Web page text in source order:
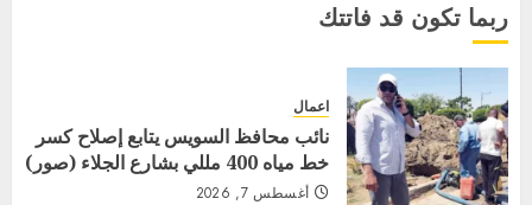
ربما تكون قد فاتتك
اعمال
نائب محافظ السويس يتابع إصلاح كسر
خط مياه 400 مللي بشارع الجلاء (صور)
أغسطس 7, 2026